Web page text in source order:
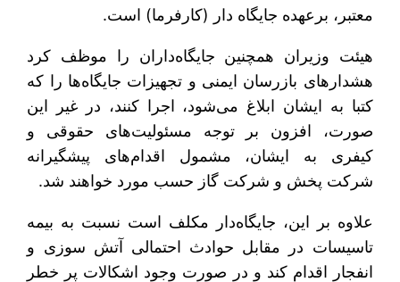
معتبر، برعهده جایگاه دار (کارفرما) است.
هیئت وزیران همچنین جایگاه‌داران را موظف کرد
هشدارهای بازرسان ایمنی و تجهیزات جایگاه‌ها را که
کتبا به ایشان ابلاغ می‌شود، اجرا کنند، در غیر این
صورت، افزون بر توجه مسئولیت‌های حقوقی و
کیفری به ایشان، مشمول اقدام‌های پیشگیرانه
شرکت پخش و شرکت گاز حسب مورد خواهند شد.
علاوه بر این، جایگاه‌دار مکلف است نسبت به بیمه
تاسیسات در مقابل حوادث احتمالی آتش سوزی و
انفجار اقدام کند و در صورت وجود اشکالات پر خطر